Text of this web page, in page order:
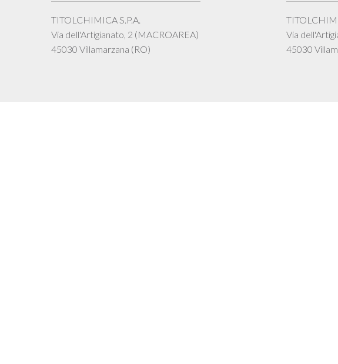
TITOLCHIMICA S.P.A.
Via dell'Artigianato, 2 (MACROAREA)
45030 Villamarzana (RO)
Via
45030